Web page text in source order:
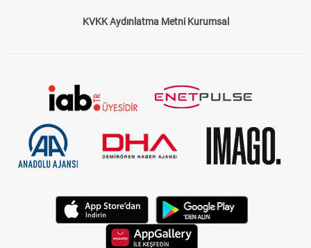
KVKK Aydınlatma Metni Kurumsal